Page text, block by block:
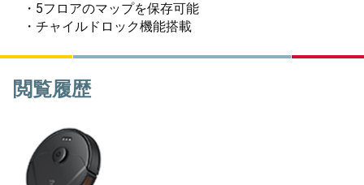
・5フロアのマップを保存可能
・チャイルドロック機能搭載
閲覧履歴